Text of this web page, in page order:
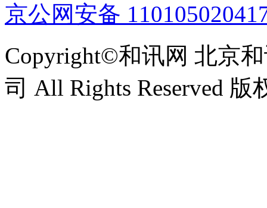
京公网安备
Copyright©和讯网 北京
司 All Rights Reserved